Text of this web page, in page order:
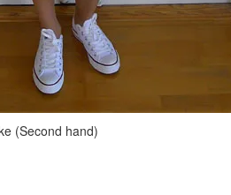
(Second hand)